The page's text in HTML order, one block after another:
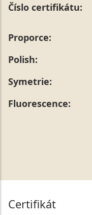
Číslo certifikátu:
Proporce:
Polish:
Symetrie:
Fluorescence:
Certifikát